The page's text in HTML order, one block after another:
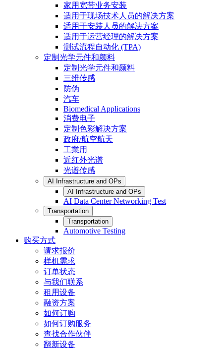
家用宽带业务安装
适用于现场技术人员的解决方案
适用于安装人员的解决方案
适用于运营经理的解决方案
测试流程自动化 (TPA)
定制光学元件和颜料
定制光学元件和颜料
三维传感
防伪
汽车
Biomedical Applications
消费电子
定制色彩解决方案
政府/航空航天
工業用
近红外光谱
光谱传感
AI Infrastructure and OPs
AI Infrastructure and OPs
AI Data Center Networking Test
Transportation
Transportation
Automotive Testing
购买方式
请求报价
样机需求
订单状态
与我们联系
租用设备
融资方案
如何订购
如何订购服务
查找合作伙伴
翻新设备